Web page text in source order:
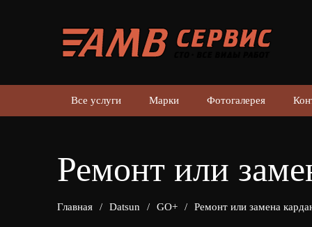
Все услуги Марки Фотогалерея
Ремонт или
Главная / Datsun / GO+ / Ремонт или замена